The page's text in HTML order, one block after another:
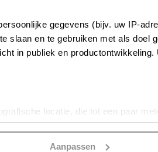
gegevens (bijv. uw IP-
slaan en te gebruiken met als doel
in publiek en
locatie, die tot een paar
te scannen op specifieke
worden verwerkt en stel uw
Aanpassen
adresses
hotelkamers van